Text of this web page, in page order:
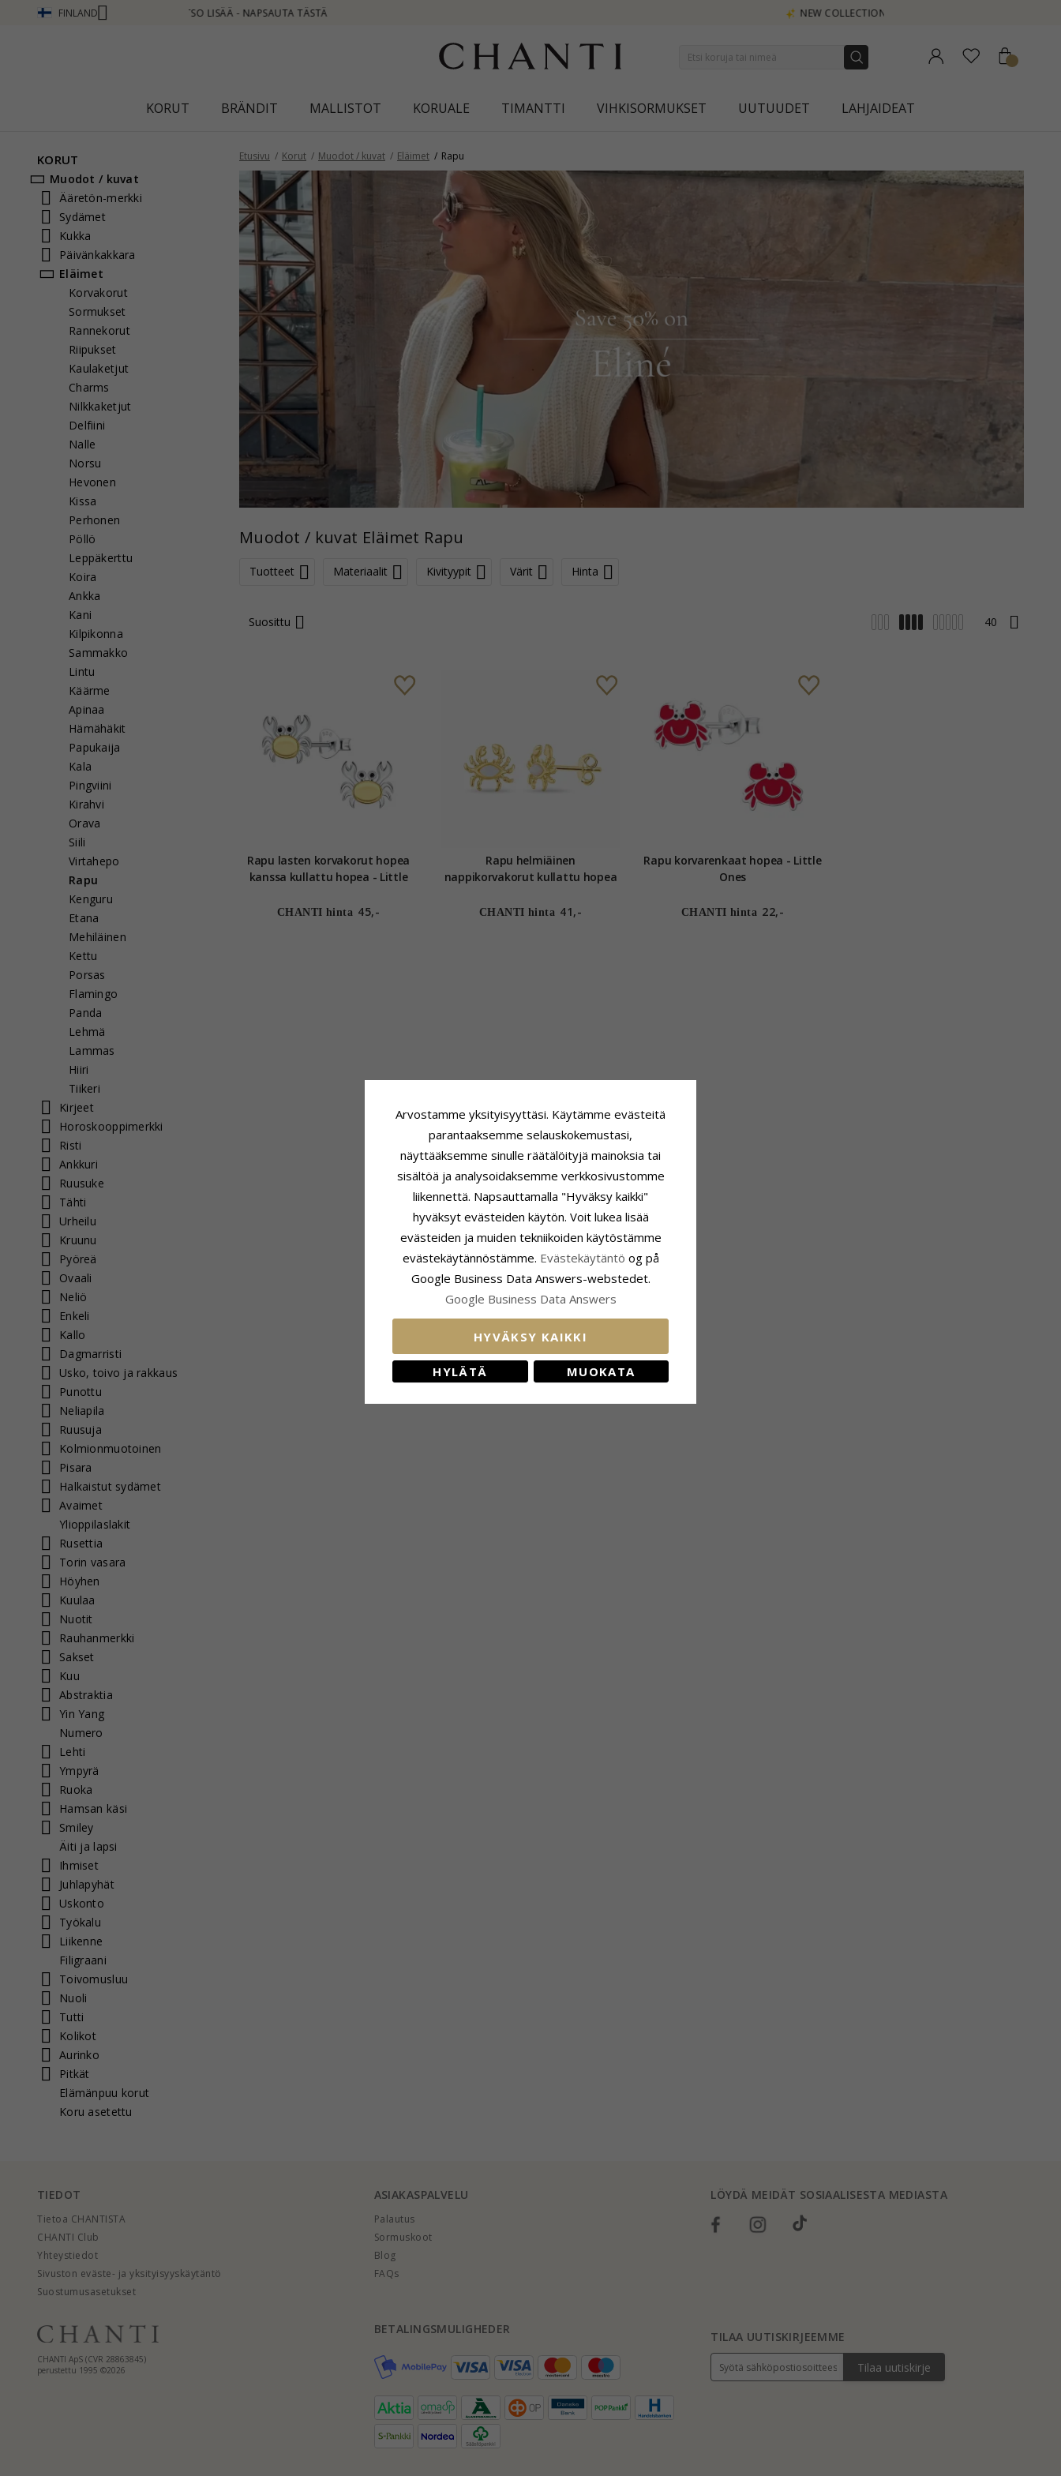
FINLAND
KORUT BRÄNDIT MALLISTOT KORUALE TIMANTTI VIHKISORMUKSET UUTUUDET LAHJAIDEAT
KORUT
Muodot / kuvat
Ääretön-merkki
Sydämet
Kukka
Päivänkakkara
Eläimet
Korvakorut
Sormukset
Rannekorut
Riipukset
Kaulaketjut
Charms
Nilkkaketjut
Delfiini
Nalle
Norsu
Hevonen
Kissa
Perhonen
Pöllö
Leppäkerttu
Koira
Ankka
Kani
Kilpikonna
Sammakko
Lintu
Käärme
Apinaa
Hämähäkit
Papukaija
Kala
Pingviini
Kirahvi
Orava
Siili
Virtahepo
Rapu
Kenguru
Etana
Mehiläinen
Kettu
Porsas
Flamingo
Panda
Lehmä
Lammas
Hiiri
Tiikeri
Kirjeet
Horoskooppimerkki
Risti
Ankkuri
Ruusuke
Tähti
Urheilu
Kruunu
Pyöreä
Ovaali
Neliö
Enkeli
Kallo
Dagmarristi
Usko, toivo ja rakkaus
Punottu
Neliapila
Ruusuja
Kolmionmuotoinen
Pisara
Halkaistut sydämet
Avaimet
Ylioppilaslakit
Rusettia
Torin vasara
Höyhen
Kuulaa
Nuotit
Rauhanmerkki
Sakset
Kuu
Abstraktia
Yin Yang
Numero
Lehti
Ympyrä
Ruoka
Hamsan käsi
Smiley
Äiti ja lapsi
Ihmiset
Juhlapyhät
Uskonto
Työkalu
Liikenne
Filigraani
Toivomusluu
Nuoli
Tutti
Kolikot
Aurinko
Pitkät
Elämänpuu korut
Koru asetettu
Etusivu Korut Muodot / kuvat Eläimet Rapu
Muodot / kuvat Eläimet Rapu
Tuotteet Materiaalit Kivityypit Värit Hinta
Suosittu
Rapu lasten korvakorut hopea
kanssa kullattu hopea - Little
CHANTI hinta 45,-
Rapu helmiäinen
nappikorvakorut kullattu hopea
CHANTI hinta 41,-
Rapu korvarenkaat hopea - Little
Ones
CHANTI hinta 22,-
TIEDOT
Tietoa CHANTISTA
CHANTI Club
Yhteystiedot
Sivuston eväste- ja yksityisyyskäytäntö
Suostumusasetukset
ASIAKASPALVELU
Palautus
Sormuskoot
Blog
FAQs
LÖYDÄ MEIDÄT SOSIAALISESTA MEDIASTA
CHANTI ApS (CVR 28863845)
perustettu 1995 ©2026
BETALINGSMULIGHEDER
TILAA UUTISKIRJEEMME
Tilaa uutiskirje
Arvostamme yksityisyyttäsi. Käytämme evästeitä
parantaaksemme selauskokemustasi,
näyttääksemme sinulle räätälöityjä mainoksia tai
sisältöä ja analysoidaksemme verkkosivustomme
liikennettä. Napsauttamalla "Hyväksy kaikki"
hyväksyt evästeiden käytön. Voit lukea lisää
evästeiden ja muiden tekniikoiden käytöstämme
evästekäytännöstämme. Evästekäytäntö og på
Google Business Data Answers-webstedet.
Google Business Data Answers
HYVÄKSY KAIKKI
HYLÄTÄ MUOKATA